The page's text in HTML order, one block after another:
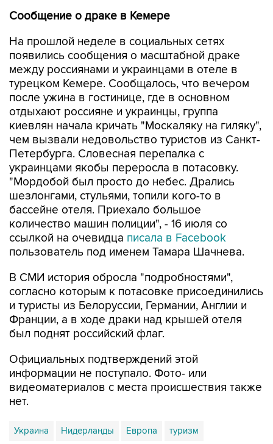
Сообщение о драке в Кемере
На прошлой неделе в социальных сетях
появились сообщения о масштабной драке
между россиянами и украинцами в отеле в
турецком Кемере. Сообщалось, что вечером
после ужина в гостинице, где в основном
отдыхают россияне и украинцы, группа
киевлян начала кричать "Москаляку на гиляку",
чем вызвали недовольство туристов из Санкт-
Петербурга. Словесная перепалка с
украинцами якобы переросла в потасовку.
"Мордобой был просто до небес. Дрались
шезлонгами, стульями, топили кого-то в
бассейне отеля. Приехало большое
количество машин полиции", - 16 июля со
ссылкой на очевидца писала в Facebook
пользователь под именем Тамара Шачнева.
В СМИ история обросла "подробностями",
согласно которым к потасовке присоединились
и туристы из Белоруссии, Германии, Англии и
Франции, а в ходе драки над крышей отеля
был поднят российский флаг.
Официальных подтверждений этой
информации не поступало. Фото- или
видеоматериалов с места происшествия также
нет.
Украина Нидерланды Европа туризм